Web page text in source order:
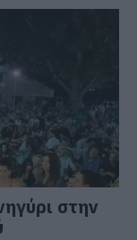
στην